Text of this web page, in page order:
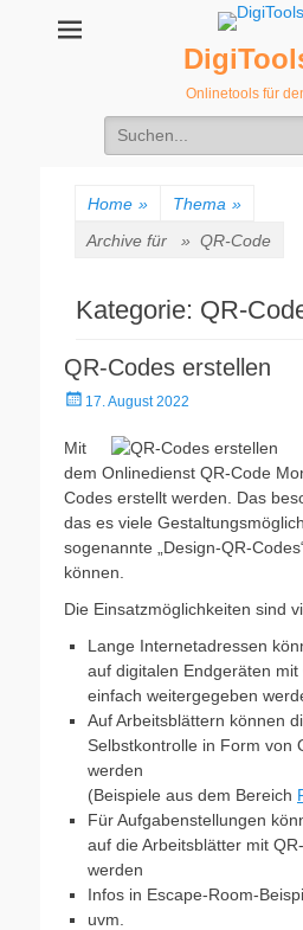
Onlinetools für
Suche
nach:
Home » Thema »
Archive für » QR-Code
Kategorie: QR-
QR-Codes erstellen
Veröffentlicht
17. August 2022
Mit
dem Onlinedienst QR-Code
Codes erstellt werden. Das
das es viele
sogenannte „Design-QR-
können.
Die Einsatzmöglichkeiten sind
Lange Internetadressen
auf digitalen Endgeräten
einfach weitergegeben
Auf Arbeitsblättern können
Selbstkontrolle in Form von
werden
(Beispiele aus dem Bereich
Für Aufgabenstellungen
auf die Arbeitsblätter mit
werden
Infos in Escape-Room-
uvm.